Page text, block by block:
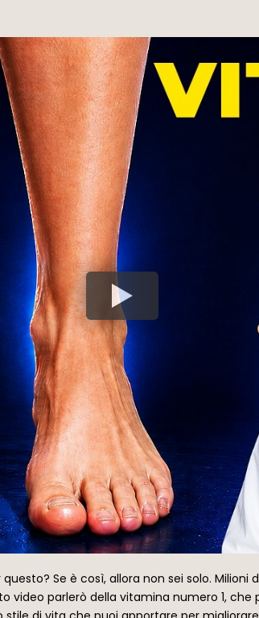
Se è così, allora non sei solo.
video parlerò della vitamina numero 1,